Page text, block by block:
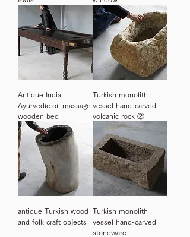
Antique India
Ayurvedic oil massage
wooden bed
Turkish monolith
vessel hand-carved
volcanic rock ②
antique Turkish wood
and folk craft objects
Turkish monolith
vessel hand-carved
stoneware